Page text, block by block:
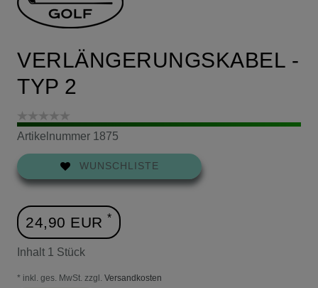
VERLÄNGERUNGSKABEL -
TYP 2
Artikelnummer 1875
WUNSCHLISTE
24,90 EUR *
Inhalt 1 Stück
* inkl. ges. MwSt. zzgl. Versandkosten